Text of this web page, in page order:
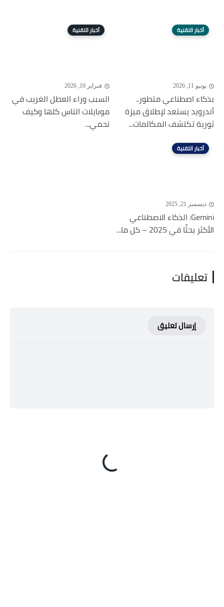
أخبار التقنية
يونيو 11, 2026
بذكاء اصطناعي متطور..
أندرويد يستعد لإطلاق ميزة
ثورية تكتشف المكالمات...
أخبار التقنية
فبراير 10, 2026
السبب وراء العطل الغريب في
موبايلات الناس كلها وكيف
تحمي...
أخبار التقنية
ديسمبر 21, 2025
Gemini: الذكاء الاصطناعي
الأكثر بحثًا في 2025 – كل ما...
تعليقات
إرسال تعليق